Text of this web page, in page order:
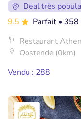
Deal très
9.5
Parfait • 358
Restaurant
Oostende (0km)
Vendu : 288